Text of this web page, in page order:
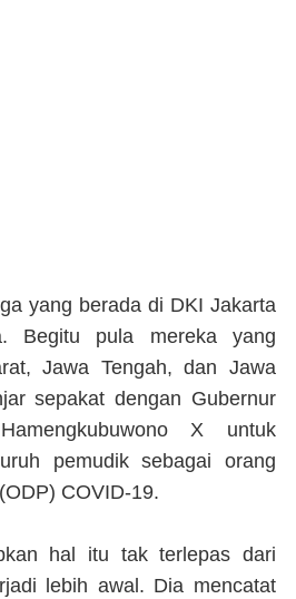
yang berada di DKI Jakarta
Begitu pula mereka yang
Jawa Tengah, dan Jawa
sepakat dengan Gubernur
X untuk
pemudik sebagai orang
COVID-19.
hal itu tak terlepas dari
lebih awal. Dia mencatat